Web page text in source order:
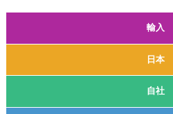
輸入
日本
自社